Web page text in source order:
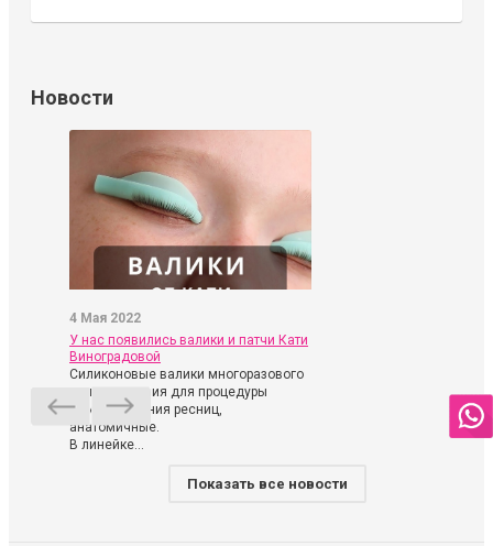
Новости
4 Мая 2022
У нас появились валики и патчи Кати
Виноградовой
Силиконовые валики многоразового
использования для процедуры
ламинирования ресниц,
анатомичные.
В линейке...
Показать все новости